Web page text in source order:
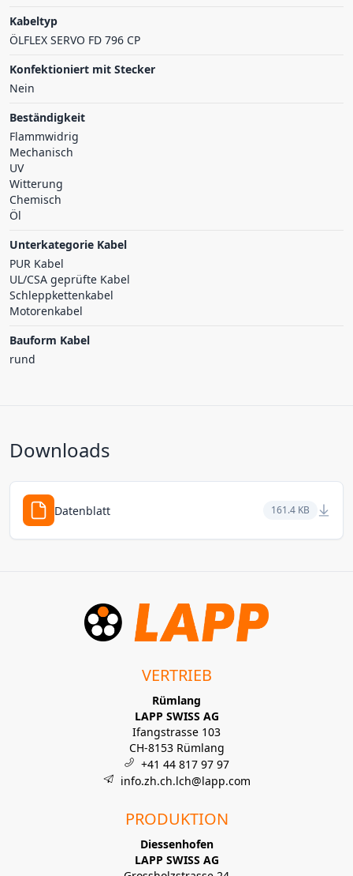
Kabeltyp
ÖLFLEX SERVO FD 796 CP
Konfektioniert mit Stecker
Nein
Beständigkeit
Flammwidrig
Mechanisch
UV
Witterung
Chemisch
Öl
Unterkategorie Kabel
PUR Kabel
UL/CSA geprüfte Kabel
Schleppkettenkabel
Motorenkabel
Bauform Kabel
rund
Downloads
Datenblatt 161.4 KB
VERTRIEB
Rümlang
LAPP SWISS AG
Ifangstrasse 103
CH-8153 Rümlang
+41 44 817 97 97
info.zh.ch.lch@lapp.com
PRODUKTION
Diessenhofen
LAPP SWISS AG